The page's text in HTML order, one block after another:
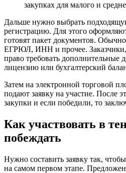
закупках для малого и
Дальше нужно выбрать
регистрацию. Для этого
готовят пакет документов.
ЕГРЮЛ, ИНН и прочее.
право требовать дополнительные
лицензию или бухгалтерский
Затем на электронной торговой
подают заявку на участие. После
закупки и если победили, то
Как участвовать в
побеждать
Нужно составить заявку так,
на самом первом этапе.